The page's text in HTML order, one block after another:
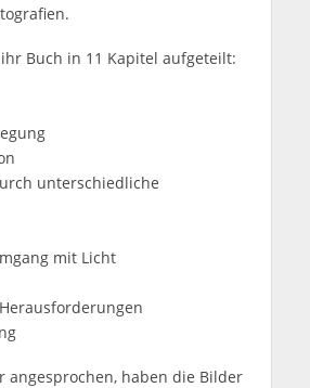
Buch in 11 Kapitel aufgeteilt:
unterschiedliche
mit Licht
angesprochen, haben die Bilder